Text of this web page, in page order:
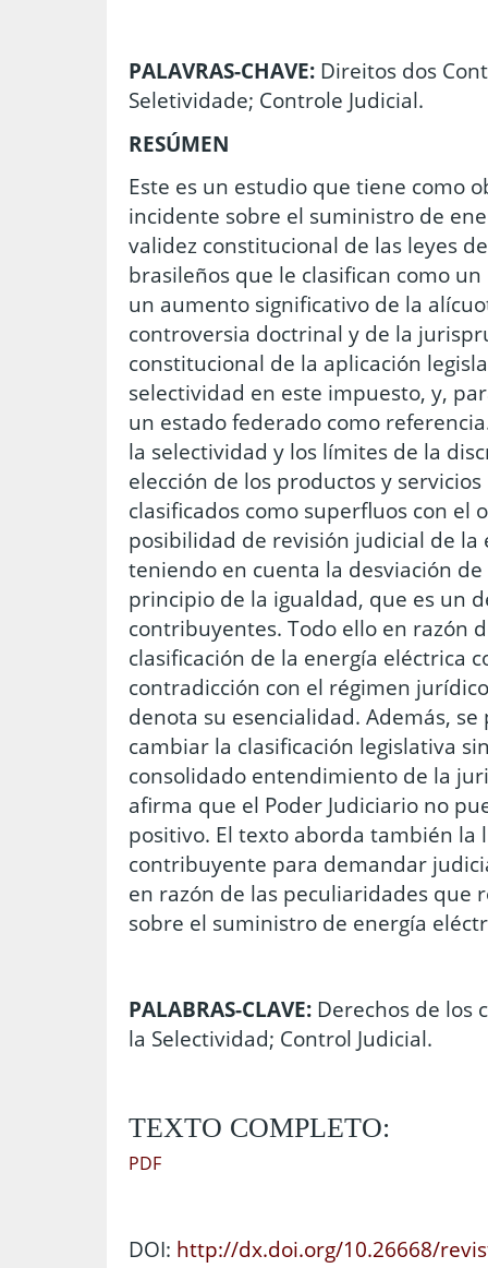
PALAVRAS-CHAVE: Direitos dos
Seletividade; Controle Judicial.
RESÚMEN
Este es un estudio que tiene como
incidente sobre el suministro de
validez constitucional de las leyes
brasileños que le clasifican como
un aumento significativo de la
controversia doctrinal y de la
constitucional de la aplicación
selectividad en este impuesto, y,
un estado federado como
la selectividad y los límites de la
elección de los productos y
clasificados como superfluos con el
posibilidad de revisión judicial de la
teniendo en cuenta la desviación
principio de la igualdad, que es un
contribuyentes. Todo ello en razón
clasificación de la energía eléctrica
contradicción con el régimen
denota su esencialidad. Además,
cambiar la clasificación legislativa
consolidado entendimiento de la
afirma que el Poder Judiciario no
positivo. El texto aborda también la
contribuyente para demandar
en razón de las peculiaridades que
sobre el suministro de energía
PALABRAS-CLAVE: Derechos de los
la Selectividad; Control Judicial.
TEXTO COMPLETO:
PDF
DOI: http://dx.doi.org/10.26668/